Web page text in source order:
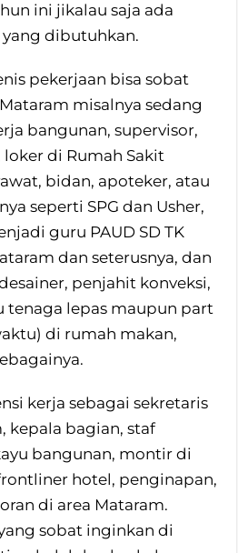
ini jikalau saja ada
dibutuhkan.
pekerjaan bisa sobat
misalnya sedang
bangunan, supervisor,
di Rumah Sakit
bidan, apoteker, atau
seperti SPG dan Usher,
guru PAUD SD TK
dan seterusnya, dan
penjahit konveksi,
tenaga lepas maupun part
di rumah makan,
kerja sebagai sekretaris
kepala bagian, staf
bangunan, montir di
hotel, penginapan,
di area Mataram.
sobat inginkan di